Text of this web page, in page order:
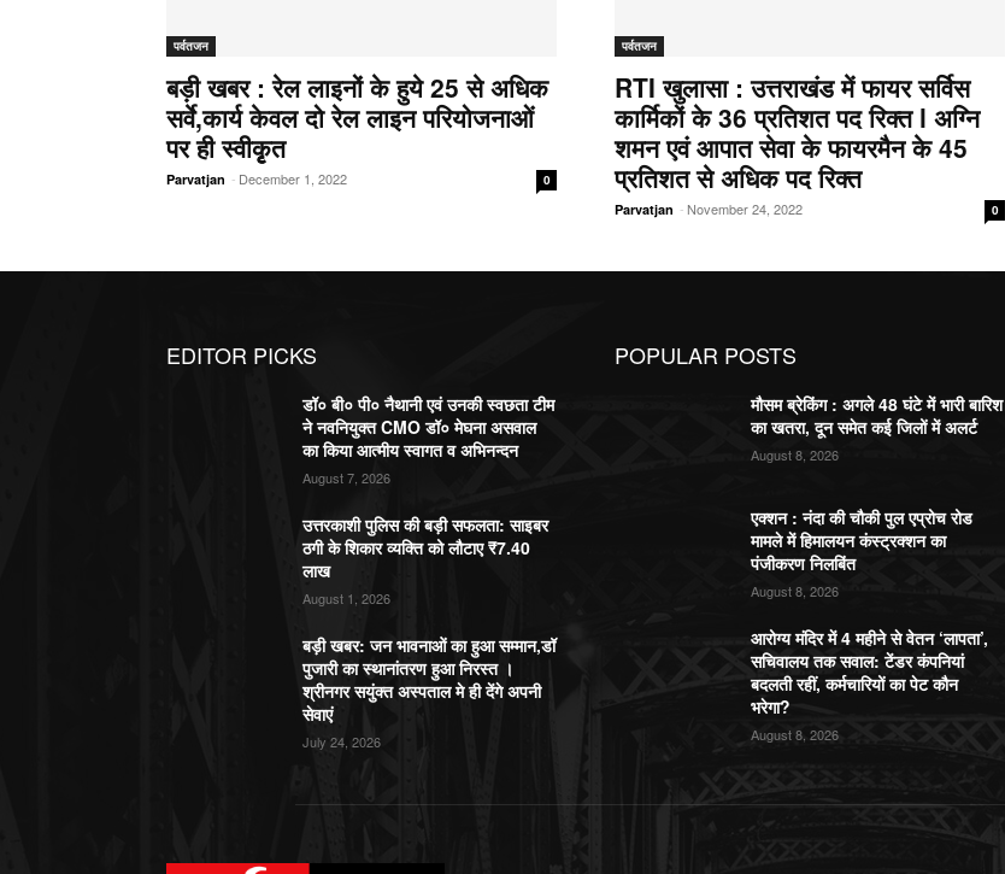
पर्वतजन
बड़ी खबर : रेल लाइनों के हुये 25 से अधिक
सर्वे,कार्य केवल दो रेल लाइन परियोजनाओं
पर ही स्वीकृृृत
Parvatjan - December 1, 2022 0
पर्वतजन
RTI खुलासा : उत्तराखंड में फायर सर्विस
कार्मिकों के 36 प्रतिशत पद रिक्त l अग्नि
शमन एवं आपात सेवा के फायरमैन के 45
प्रतिशत से अधिक पद रिक्त
Parvatjan - November 24, 2022 0
EDITOR PICKS
डॉ० बी० पी० नैथानी एवं उनकी स्वछता टीम
ने नवनियुक्त CMO डॉ० मेघना असवाल
का किया आत्मीय स्वागत व अभिनन्दन
August 7, 2026
उत्तरकाशी पुलिस की बड़ी सफलता: साइबर
ठगी के शिकार व्यक्ति को लौटाए ₹7.40
लाख
August 1, 2026
बड़ी खबर: जन भावनाओं का हुआ सम्मान,डॉ
पुजारी का स्थानांतरण हुआ निरस्त ।
श्रीनगर सयुंक्त अस्पताल मे ही देंगे अपनी
सेवाएं
July 24, 2026
POPULAR POSTS
मौसम ब्रेकिंग : अगले 48 घंटे में भारी बारिश
का खतरा, दून समेत कई जिलों में अलर्ट
August 8, 2026
एक्शन : नंदा की चौकी पुल एप्रोच रोड
मामले में हिमालयन कंस्ट्रक्शन का
पंजीकरण निलबिंत
August 8, 2026
आरोग्य मंदिर में 4 महीने से वेतन ‘लापता’,
सचिवालय तक सवाल: टेंडर कंपनियां
बदलती रहीं, कर्मचारियों का पेट कौन
भरेगा?
August 8, 2026